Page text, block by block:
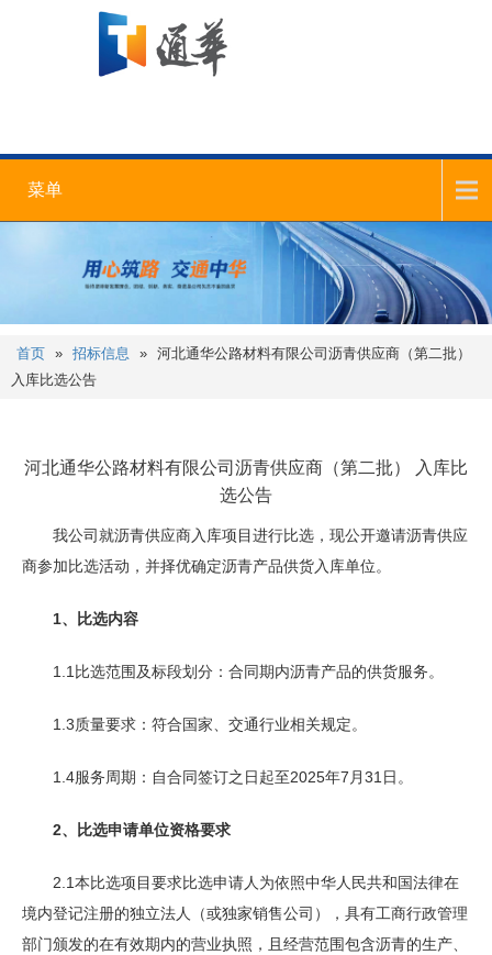
菜单
首页 » 招标信息 » 河北通华公路材料有限公司沥青供应商（第二批）
入库比选公告
河北通华公路材料有限公司沥青供应商（第二批） 入库比
选公告
我公司就沥青供应商入库项目进行比选，现公开邀请沥青供应
商参加比选活动，并择优确定沥青产品供货入库单位。
1、比选内容
1.1比选范围及标段划分：合同期内沥青产品的供货服务。
1.3质量要求：符合国家、交通行业相关规定。
1.4服务周期：自合同签订之日起至2025年7月31日。
2、比选申请单位资格要求
2.1本比选项目要求比选申请人为依照中华人民共和国法律在
境内登记注册的独立法人（或独家销售公司），具有工商行政管理
部门颁发的在有效期内的营业执照，且经营范围包含沥青的生产、